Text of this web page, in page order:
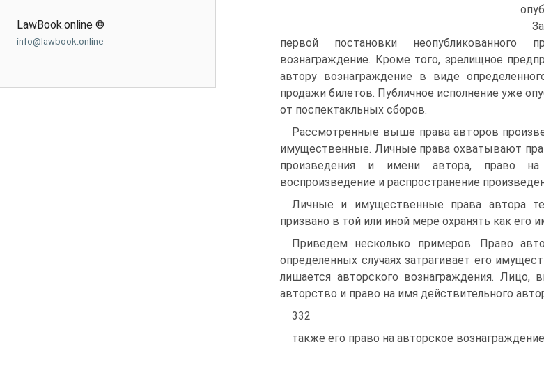
LawBook.online ©
info@lawbook.online
первой постановки неопубликованного
вознаграждение. Кроме того, зрелищное
автору вознаграждение в виде
продажи билетов. Публичное исполнение уже
от поспектакльных сборов.
Рассмотренные выше права авторов
имущественные. Личные права охватывают
произведения и имени автора, право
воспроизведение и распространение
Личные и имущественные права автора
призвано в той или иной мере охранять как
Приведем несколько примеров. Право
определенных случаях затрагивает его
лишается авторского вознаграждения.
авторство и право на имя действительного
332
также его право на авторское